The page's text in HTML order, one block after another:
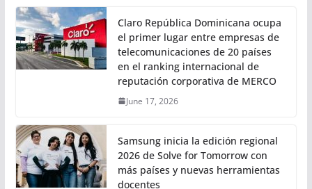
Claro República Dominicana ocupa
el primer lugar entre empresas de
telecomunicaciones de 20 países
en el ranking internacional de
reputación corporativa de MERCO
June 17, 2026
Samsung inicia la edición regional
2026 de Solve for Tomorrow con
más países y nuevas herramientas
docentes